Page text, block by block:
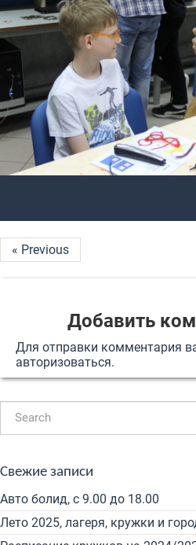
« Previous
Добавить
Для отправки комментария
авторизоваться.
Свежие записи
Авто болид, с 9.00 до 18.00
Лето 2025, лагеря, кружки и